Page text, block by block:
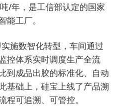
/年，是工信部认定的国家
能工厂。
施数智化转型，车间通过
控体系实时调度生产全流
到成品出胶的标准化、自动
基础上，硅宝上线了产品溯
程可追溯、可管控。